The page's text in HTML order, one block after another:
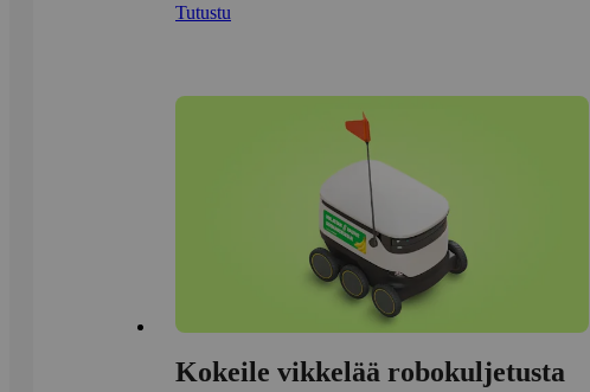
Tutustu
Kokeile vikkelää robokuljetusta